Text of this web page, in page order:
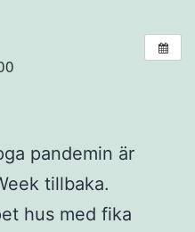
pandemin är
tillbaka.
hus med fika